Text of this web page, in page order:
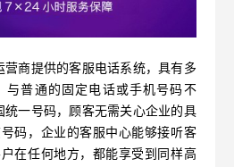
营商提供的客服电话系统，具有多
与普通的固定电话或手机号码不
统一号码，顾客无需关心企业的具
码，企业的客服中心能够接听客
在任何地方，都能享受到同样高